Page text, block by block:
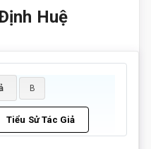
Huệ
B
Tiểu Sử Tác Giả